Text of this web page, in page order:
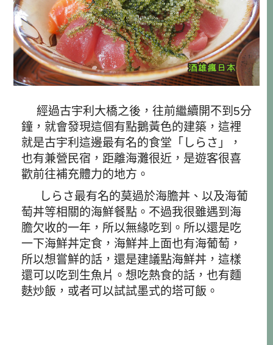
經過古宇利大橋之後，往前繼續開不到5分
鐘，就會發現這個有點鵝黃色的建築，這裡
就是古宇利這邊最有名的食堂「しらさ」，
也有兼營民宿，距離海灘很近，是遊客很喜
歡前往補充體力的地方。
しらさ最有名的莫過於海膽丼、以及海葡
萄丼等相關的海鮮餐點。不過我很雖遇到海
膽欠收的一年，所以無緣吃到。所以還是吃
一下海鮮丼定食，海鮮丼上面也有海葡萄，
所以想嘗鮮的話，還是建議點海鮮丼，這樣
還可以吃到生魚片。想吃熱食的話，也有麵
麩炒飯，或者可以試試墨式的塔可飯。